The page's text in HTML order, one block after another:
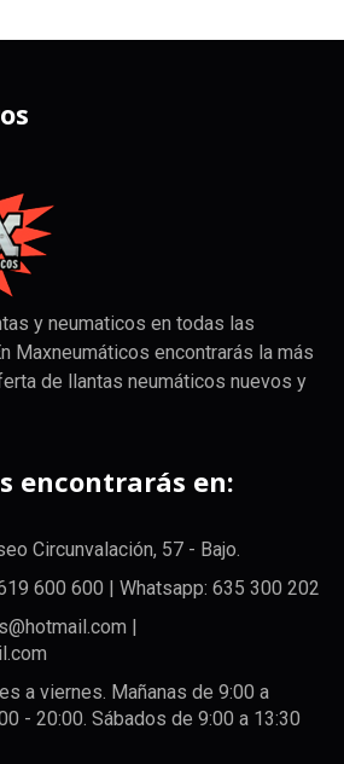
y neumaticos en todas las
Maxneumáticos encontrarás la más
de llantas neumáticos nuevos y
encontrarás en:
Circunvalación, 57 - Bajo.
600 600 | Whatsapp: 635 300 202
|
a viernes. Mañanas de 9:00 a
- 20:00. Sábados de 9:00 a 13:30